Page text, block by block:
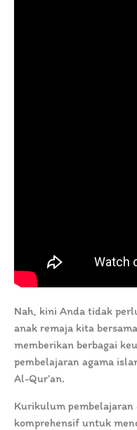
Nah, kini Anda tidak
anak remaja kita
memberikan berbagai
pembelajaran agama
Al-Qur’an.
Kurikulum
komprehensif untuk